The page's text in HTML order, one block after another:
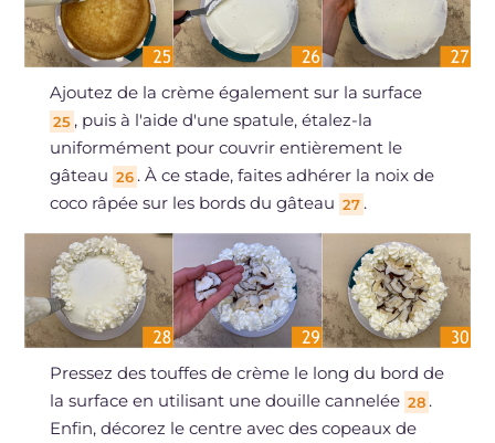
Ajoutez de la crème également sur la surface
25 , puis à l'aide d'une spatule, étalez-la
uniformément pour couvrir entièrement le
gâteau 26 . À ce stade, faites adhérer la noix de
coco râpée sur les bords du gâteau 27 .
Pressez des touffes de crème le long du bord de
la surface en utilisant une douille cannelée 28 .
Enfin, décorez le centre avec des copeaux de